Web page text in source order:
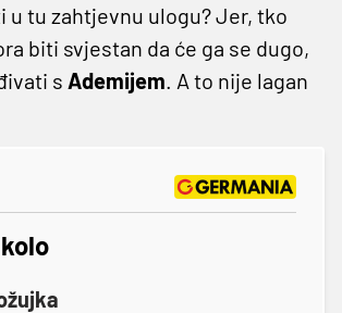
u tu zahtjevnu ulogu? Jer, tko
biti svjestan da će ga se dugo,
s Ademijem. A to nije lagan